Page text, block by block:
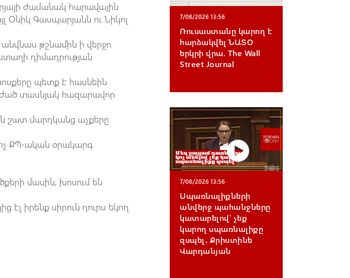
ժամանակ հարավային
Օնիկ Գասպարյանն ու Նիկոլ
թշնամին ի վերջո
դիմադրության
պետք է հասնեին
տասնյակ հազարավոր
շատ մարդկանց աչքերը
ՔՊ-ական օրակարգ
մասին, խոսում են
էլ իրենք սիրուն դուրս եկող
7/08/2026 13:56
Ռուսաստանը կարող է
հարձակվել ՆԱՏՕ
երկրի վրա. The Wall
Street Journal
7/08/2026 13:56
Սպառնալիքների
անվերջ պահանջները
կատարելով՝ չեք
կարող սպառնալիքը
զսպել․ Քրիստինե
Վարդանյան